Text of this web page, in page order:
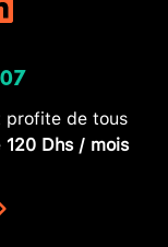
profite de tous
120 Dhs / mois